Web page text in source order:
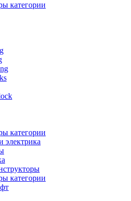
категории
категории
электрика
категории